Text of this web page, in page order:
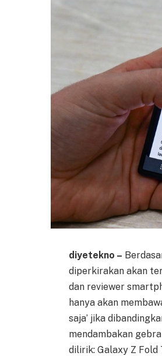
diyetekno –
diperkirakan akan
dan reviewer
hanya akan
saja’ jika
mendambakan
dilirik: Galaxy Z Fold